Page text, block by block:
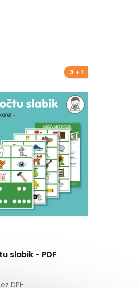
3 + 1
slabik - PDF
DPH